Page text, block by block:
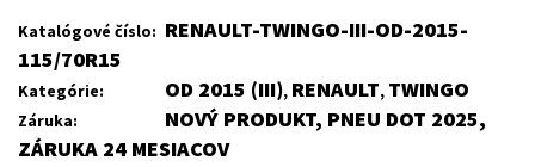
164,54 €.
150,32 €.
Katalógové číslo: RENAULT-TWINGO-III-OD-2015-
115/70R15
Kategórie: OD 2015 (III), RENAULT, TWINGO
Záruka:
NOVÝ PRODUKT, PNEU DOT 2025,
ZÁRUKA 24 MESIACOV